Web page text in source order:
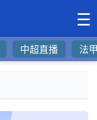
☰
中超直播 法